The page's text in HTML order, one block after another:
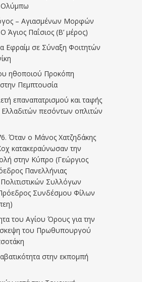
Ολύμπω
– Αγιασμένων Μορφών
Άγιος Παΐσιος (Β’ μέρος)
Εφραίμ σε Σύναξη Φοιτητών
ηθοποιού Προκόπη
Πεμπτουσία
επαναπατρισμού και ταφής
πεσόντων οπλιτών
Όταν ο Μάνος Χατζηδάκης
κατακεραύνωσαν την
στην Κύπρο (Γεώργιος
Πανελλήνιας
Συλλόγων
Συνδέσμου Φίλων
του Αγίου Όρους για την
του Πρωθυπουργού
στην εκπομπή